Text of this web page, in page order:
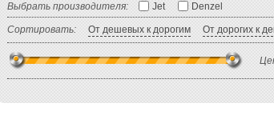
Выбрать производителя: Jet Denzel
Сортировать: От дешевых к дорогим От дорогих к